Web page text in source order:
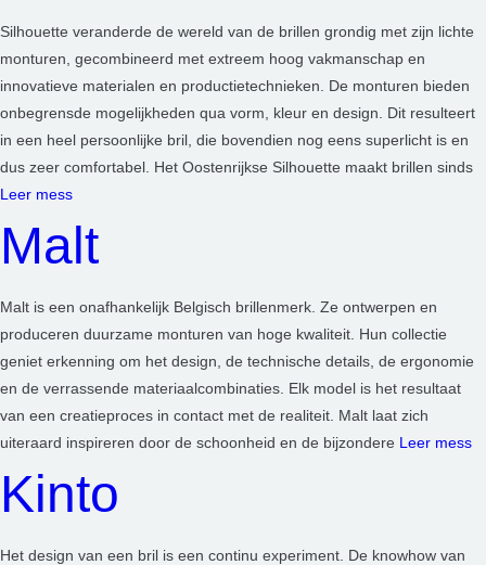
Silhouette veranderde de wereld van de brillen grondig met zijn lichte
monturen, gecombineerd met extreem hoog vakmanschap en
innovatieve materialen en productietechnieken. De monturen bieden
onbegrensde mogelijkheden qua vorm, kleur en design. Dit resulteert
in een heel persoonlijke bril, die bovendien nog eens superlicht is en
dus zeer comfortabel. Het Oostenrijkse Silhouette maakt brillen sinds
Leer mess
Malt
Malt is een onafhankelijk Belgisch brillenmerk. Ze ontwerpen en
produceren duurzame monturen van hoge kwaliteit. Hun collectie
geniet erkenning om het design, de technische details, de ergonomie
en de verrassende materiaalcombinaties. Elk model is het resultaat
van een creatieproces in contact met de realiteit. Malt laat zich
uiteraard inspireren door de schoonheid en de bijzondere Leer mess
Kinto
Het design van een bril is een continu experiment. De knowhow van